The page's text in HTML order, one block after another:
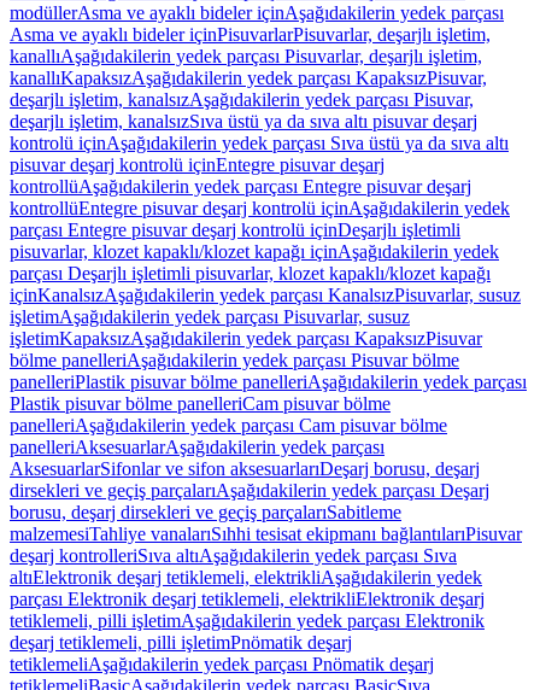
modüllerAsma ve ayaklı bideler içinAşağıdakilerin yedek parçası
Asma ve ayaklı bideler içinPisuvarlarPisuvarlar, deşarjlı işletim,
kanallıAşağıdakilerin yedek parçası Pisuvarlar, deşarjlı işletim,
kanallıKapaksızAşağıdakilerin yedek parçası KapaksızPisuvar,
deşarjlı işletim, kanalsızAşağıdakilerin yedek parçası Pisuvar,
deşarjlı işletim, kanalsızSıva üstü ya da sıva altı pisuvar deşarj
kontrolü içinAşağıdakilerin yedek parçası Sıva üstü ya da sıva altı
pisuvar deşarj kontrolü içinEntegre pisuvar deşarj
kontrollüAşağıdakilerin yedek parçası Entegre pisuvar deşarj
kontrollüEntegre pisuvar deşarj kontrolü içinAşağıdakilerin yedek
parçası Entegre pisuvar deşarj kontrolü içinDeşarjlı işletimli
pisuvarlar, klozet kapaklı/klozet kapağı içinAşağıdakilerin yedek
parçası Deşarjlı işletimli pisuvarlar, klozet kapaklı/klozet kapağı
içinKanalsızAşağıdakilerin yedek parçası KanalsızPisuvarlar, susuz
işletimAşağıdakilerin yedek parçası Pisuvarlar, susuz
işletimKapaksızAşağıdakilerin yedek parçası KapaksızPisuvar
bölme panelleriAşağıdakilerin yedek parçası Pisuvar bölme
panelleriPlastik pisuvar bölme panelleriAşağıdakilerin yedek parçası
Plastik pisuvar bölme panelleriCam pisuvar bölme
panelleriAşağıdakilerin yedek parçası Cam pisuvar bölme
panelleriAksesuarlarAşağıdakilerin yedek parçası
AksesuarlarSifonlar ve sifon aksesuarlarıDeşarj borusu, deşarj
dirsekleri ve geçiş parçalarıAşağıdakilerin yedek parçası Deşarj
borusu, deşarj dirsekleri ve geçiş parçalarıSabitleme
malzemesiTahliye vanalarıSıhhi tesisat ekipmanı bağlantılarıPisuvar
deşarj kontrolleriSıva altıAşağıdakilerin yedek parçası Sıva
altıElektronik deşarj tetiklemeli, elektrikliAşağıdakilerin yedek
parçası Elektronik deşarj tetiklemeli, elektrikliElektronik deşarj
tetiklemeli, pilli işletimAşağıdakilerin yedek parçası Elektronik
deşarj tetiklemeli, pilli işletimPnömatik deşarj
tetiklemeliAşağıdakilerin yedek parçası Pnömatik deşarj
tetiklemeliBasicAşağıdakilerin yedek parçası BasicSıva